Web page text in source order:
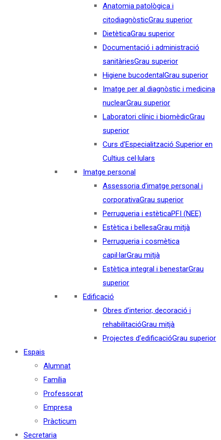
Anatomia patològica i
citodiagnòsticGrau superior
DietèticaGrau superior
Documentació i administració
sanitàriesGrau superior
Higiene bucodentalGrau superior
Imatge per al diagnòstic i medicina
nuclearGrau superior
Laboratori clínic i biomèdicGrau
superior
Curs d'Especialització Superior en
Cultius cel·lulars
Imatge personal
Assessoria d’imatge personal i
corporativaGrau superior
Perruqueria i estèticaPFI (NEE)
Estètica i bellesaGrau mitjà
Perruqueria i cosmètica
capil·larGrau mitjà
Estètica integral i benestarGrau
superior
Edificació
Obres d’interior, decoració i
rehabilitacióGrau mitjà
Projectes d’edificacióGrau superior
Espais
Alumnat
Família
Professorat
Empresa
Pràcticum
Secretaria